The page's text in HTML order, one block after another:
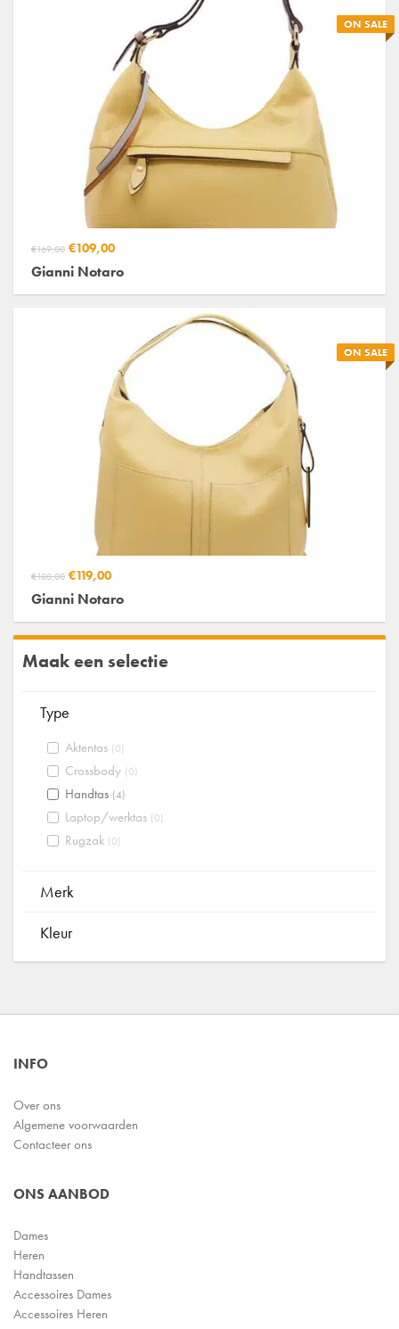
ON SALE
€169,00 €109,00
Gianni Notaro
ON SALE
€180,00 €119,00
Gianni Notaro
Maak een selectie
Type
Aktentas (0)
Crossbody (0)
Handtas (4)
Laptop/werktas (0)
Rugzak (0)
Merk
Kleur
INFO
Over ons
Algemene voorwaarden
Contacteer ons
ONS AANBOD
Dames
Heren
Handtassen
Accessoires Dames
Accessoires Heren